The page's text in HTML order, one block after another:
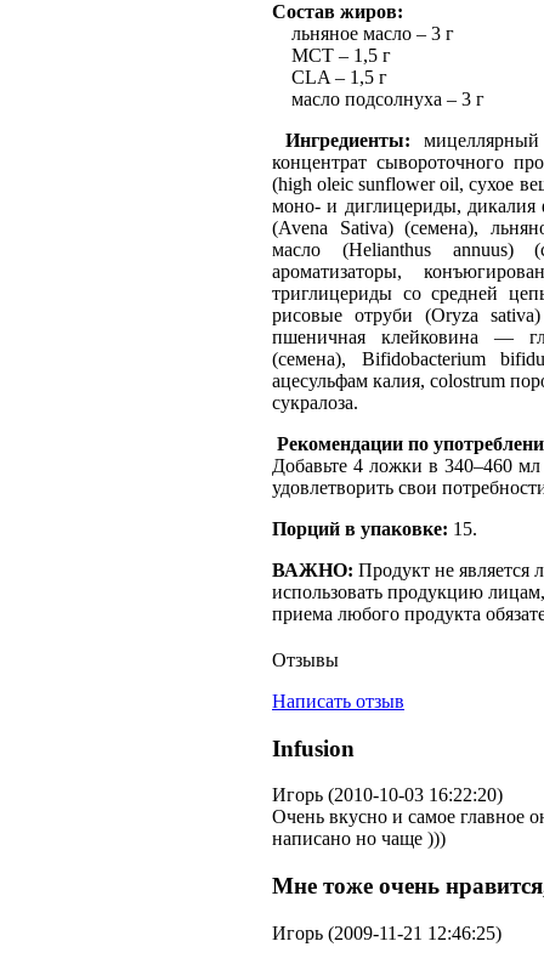
Состав жиров:
льняное масло – 3 г
MCT – 1,5 г
CLA – 1,5 г
масло подсолнуха – 3 г
Ингредиенты:
концентрат сывороточного
(high oleic sunflower oil, сухое
моно- и диглицериды, дикалия
(Avena Sativa) (семена),
масло (Helianthus annuus)
ароматизаторы,
триглицериды со средней
рисовые отруби (Oryza sativa)
пшеничная клейковина —
(семена), Bifidobacterium
ацесульфам калия, colostrum
сукралоза.
Рекомендации по
Добавьте 4 ложки в 340–460
удовлетворить свои
Порций в упаковке: 15.
ВАЖНО: Продукт не является
использовать продукцию
приема любого продукта
Отзывы
Написать отзыв
Infusion
Игорь (2010-10-03 16:22:20)
Очень вкусно и самое главное
написано но чаще )))
Мне тоже очень
Игорь (2009-11-21 12:46:25)